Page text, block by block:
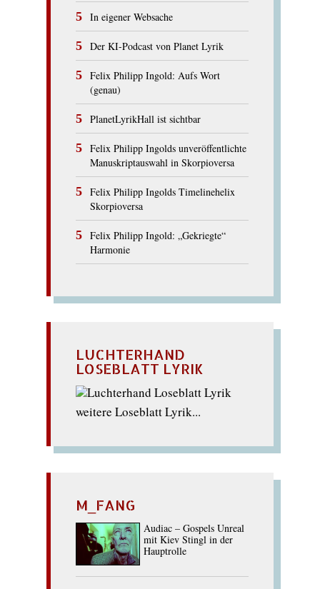
In eigener Websache
Der KI-Podcast von Planet Lyrik
Felix Philipp Ingold: Aufs Wort
(genau)
PlanetLyrikHall ist sichtbar
Felix Philipp Ingolds unveröffentlichte
Manuskriptauswahl in Skorpioversa
Felix Philipp Ingolds Timelinehelix
Skorpioversa
Felix Philipp Ingold: „Gekriegte“
Harmonie
LUCHTERHAND
LOSEBLATT LYRIK
weitere Loseblatt Lyrik...
M_FANG
Audiac – Gospels Unreal
mit Kiev Stingl in der
Hauptrolle